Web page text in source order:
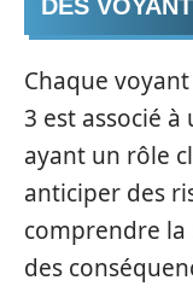
DES
Chaque
3 est associé
ayant un rôle
anticiper des
comprendre
des